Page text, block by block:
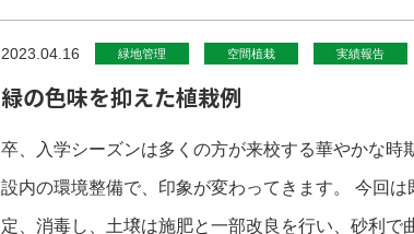
2023.04.16 緑地管理 空間植栽 実績報告
緑の色味を抑えた植栽例
卒、入学シーズンは多くの方が来校する華やかな時
設内の環境整備で、印象が変わってきます。 今回
定、消毒し、土壌は施肥と一部改良を行い、砂利で